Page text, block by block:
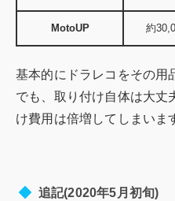
MotoUP 約
基本的にドラレコをその用
でも、取り付け自体は大丈
け費用は倍増してしまいま
追記(2020年5月初旬)